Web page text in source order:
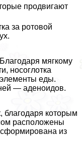
продвигают
за ротовой
мягкому
носоглотка
еды.
— аденоидов.
благодаря которым
расположены
из